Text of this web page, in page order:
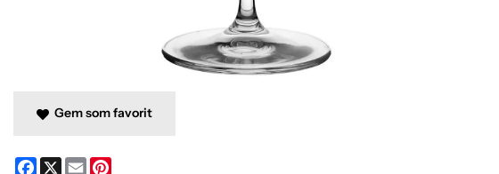
Gem som favorit
Facebook
X Email